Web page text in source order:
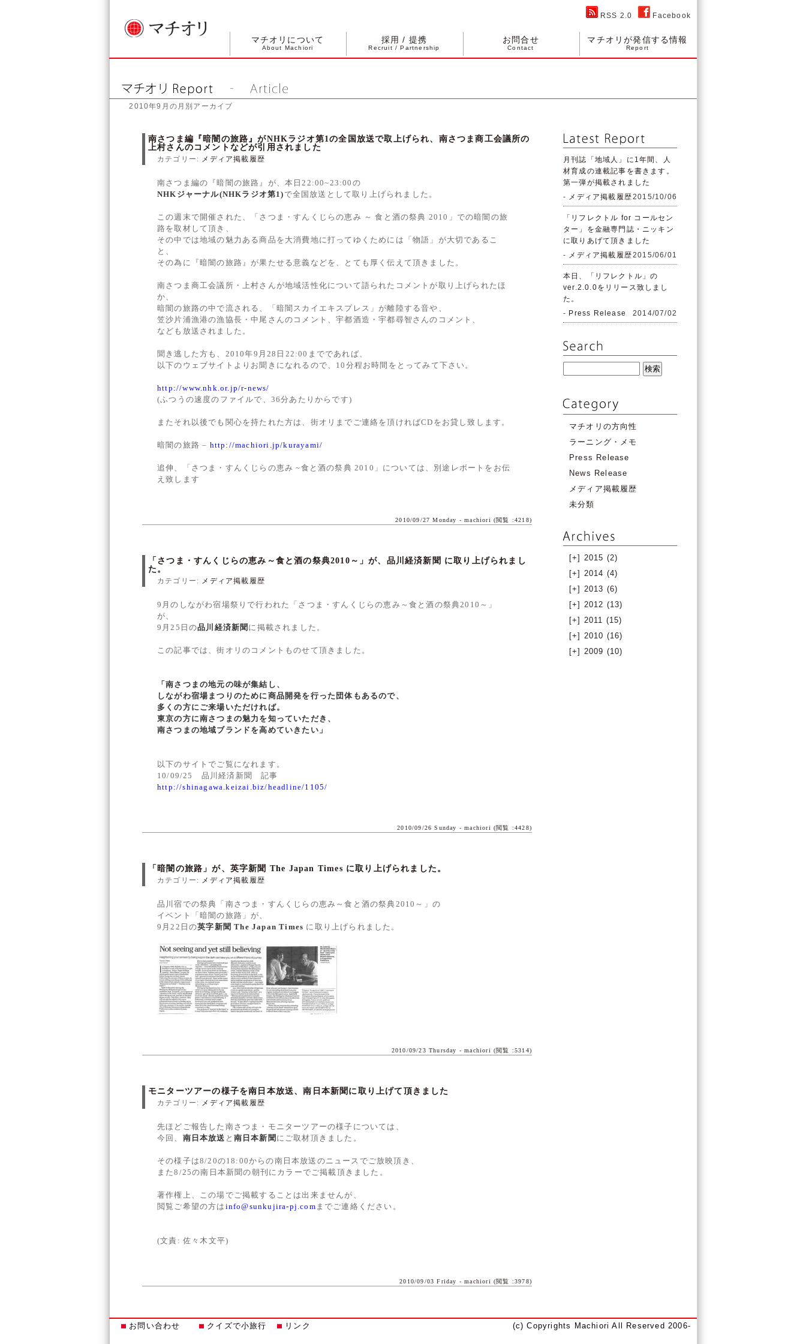
Facebook
RSS 2.0
マチオリについて
About Machiori
採用 / 提携
Recruit / Partnership
お問合せ
Contact
マチオリが発信する情報
Report
2010年9月の月別アーカイブ
南さつま編『暗闇の旅路』がNHKラジオ第1の全国放送で取上げられ、南さつま商工会議所の
上村さんのコメントなどが引用されました
カテゴリー: メディア掲載履歴
南さつま編の『暗闇の旅路』が、本日22:00~23:00の
NHKジャーナル(NHKラジオ第1) で全国放送として取り上げられました。
この週末で開催された、「さつま・すんくじらの恵み ～ 食と酒の祭典 2010」での暗闇の旅
路を取材して頂き、
その中では地域の魅力ある商品を大消費地に打ってゆくためには「物語」が大切であるこ
と、
その為に『暗闇の旅路』が果たせる意義などを、とても厚く伝えて頂きました。
南さつま商工会議所・上村さんが地域活性化について語られたコメントが取り上げられたほ
か、
暗闇の旅路の中で流される、「暗闇スカイエキスプレス」が離陸する音や、
笠沙片浦漁港の漁協長・中尾さんのコメント、宇都酒造・宇都尋智さんのコメント、
なども放送されました。
聞き逃した方も、2010年9月28日22:00までであれば、
以下のウェブサイトよりお聞きになれるので、10分程お時間をとってみて下さい。
http://www.nhk.or.jp/r-news/
(ふつうの速度のファイルで、36分あたりからです)
またそれ以後でも関心を持たれた方は、街オリまでご連絡を頂ければCDをお貸し致します。
暗闇の旅路 – http://machiori.jp/kurayami/
追伸、「さつま・すんくじらの恵み ~食と酒の祭典 2010」については、別途レポートをお伝
え致します
2010/09/27 Monday -machiori (閲覧 :4218)
「さつま・すんくじらの恵み～食と酒の祭典2010～」が、品川経済新聞 に取り上げられまし
た。
カテゴリー: メディア掲載履歴
9月のしながわ宿場祭りで行われた「さつま・すんくじらの恵み～食と酒の祭典2010～」
が、
9月25日の品川経済新聞 に掲載されました。
この記事では、街オリのコメントものせて頂きました。
「南さつまの地元の味が集結し、
しながわ宿場まつりのために商品開発を行った団体もあるので、
多くの方にご来場いただければ。
東京の方に南さつまの魅力を知っていただき、
南さつまの地域ブランドを高めていきたい」
以下のサイトでご覧になれます。
10/09/25 品川経済新聞 記事
http://shinagawa.keizai.biz/headline/1105/
2010/09/26 Sunday -machiori (閲覧 :4428)
「暗闇の旅路」が、英字新聞 The Japan Times に取り上げられました。
カテゴリー: メディア掲載履歴
品川宿での祭典「南さつま・すんくじらの恵み～食と酒の祭典2010～」の
イベント「暗闇の旅路」が、
9月22日の英字新聞 The Japan Times に取り上げられました。
2010/09/23 Thursday -machiori (閲覧 :5314)
モニターツアーの様子を南日本放送、南日本新聞に取り上げて頂きました
カテゴリー: メディア掲載履歴
先ほどご報告した南さつま・モニターツアーの様子については、
今回、 南日本放送 と 南日本新聞 にご取材頂きました。
その様子は8/20の18:00からの南日本放送のニュースでご放映頂き、
また8/25の南日本新聞の朝刊にカラーでご掲載頂きました。
著作権上、この場でご掲載することは出来ませんが、
閲覧ご希望の方は info@sunkujira-pj.com までご連絡ください。
(文責: 佐々木文平)
2010/09/03 Friday -machiori (閲覧 :3978)
月刊誌「地域人」に1年間、人
材育成の連載記事を書きます。
第一弾が掲載されました
- メディア掲載履歴2015/10/06
「リフレクトル for コールセン
ター」を金融専門誌・ニッキン
に取りあげて頂きました
- メディア掲載履歴2015/06/01
本日、「リフレクトル」の
ver.2.0.0をリリース致しまし
た。
- Press Release 2014/07/02
マチオリの方向性
ラーニング・メモ
Press Release
News Release
メディア掲載履歴
未分類
[+] 2015 (2)
[+] 2014 (4)
[+] 2013 (6)
[+] 2012 (13)
[+] 2011 (15)
[+] 2010 (16)
[+] 2009 (10)
お問い合わせ クイズで小旅行 リンク (c) Copyrights Machiori All Reserved 2006-